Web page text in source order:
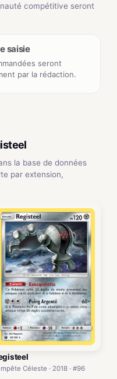
compétitive seront
saisie
seront
par la rédaction.
la base de données
par extension,
Céleste · 2018 · #96